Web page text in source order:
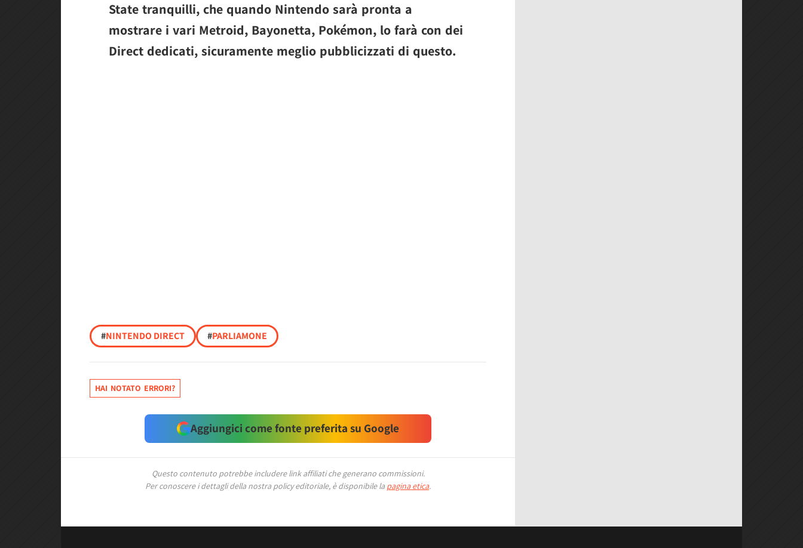
State tranquilli, che quando Nintendo sarà pronta a
mostrare i vari Metroid, Bayonetta, Pokémon, lo farà con dei
Direct dedicati, sicuramente meglio pubblicizzati di questo.
#NINTENDO DIRECT #PARLIAMONE
HAI NOTATO ERRORI?
Aggiungici come fonte preferita su Google
Questo contenuto potrebbe includere link affiliati che generano commissioni.
Per conoscere i dettagli della nostra policy editoriale, è disponibile la pagina etica.